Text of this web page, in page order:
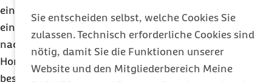
Sie entscheiden selbst, welche Cookies Sie
zulassen. Technisch erforderliche Cookies sind
nötig, damit Sie die Funktionen unserer
Website und den Mitgliederbereich Meine
eine der häufigsten Begleiterkrankungen während
einer Schwangerschaft. Meist verschwindet er
nach der Geburt von selbst, weil sich der
Hormonhaushalt wieder normalisiert. Allerdings
besteht für die betroffene Frau ein erhöhtes Risiko,